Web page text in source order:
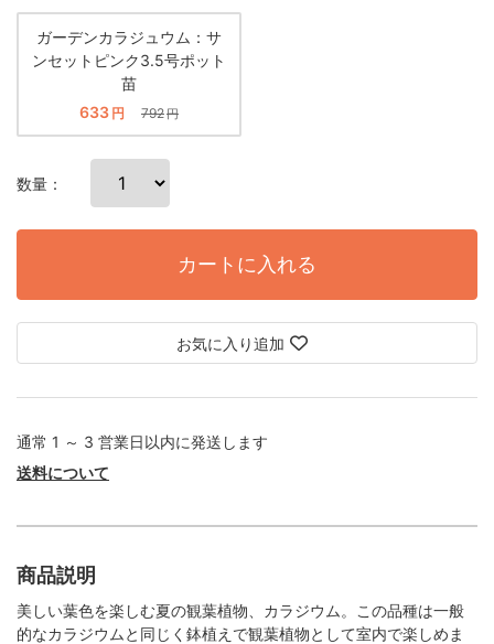
ガーデンカラジュウム：サ
ンセットピンク3.5号ポット
苗
633 円 792円
数量：
カートに入れる
お気に入り追加
通常 1 ～ 3 営業日以内に発送します
送料について
商品説明
美しい葉色を楽しむ夏の観葉植物、カラジウム。この品種は一般
的なカラジウムと同じく鉢植えで観葉植物として室内で楽しめま